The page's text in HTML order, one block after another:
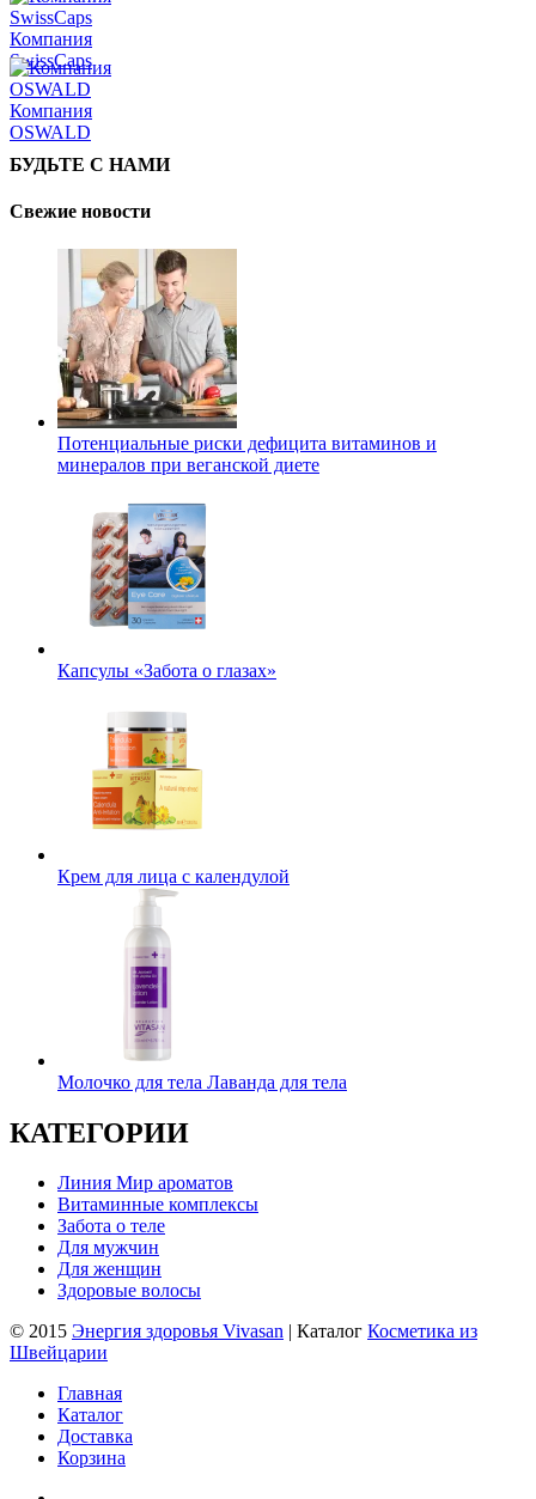
Компания
SwissCaps
Компания
OSWALD
БУДЬТЕ С НАМИ
Свежие новости
Потенциальные риски дефицита витаминов и
минералов при веганской диете
Капсулы «Забота о глазах»
Крем для лица с календулой
Молочко для тела Лаванда для тела
КАТЕГОРИИ
Линия Мир ароматов
Витаминные комплексы
Забота о теле
Для мужчин
Для женщин
Здоровые волосы
© 2015 Энергия здоровья Vivasan | Каталог Косметика из
Швейцарии
Главная
Каталог
Доставка
Корзина